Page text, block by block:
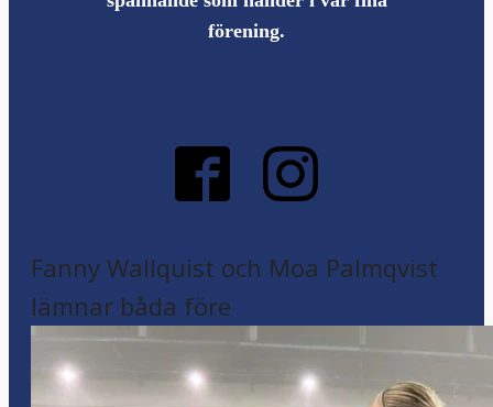
förening.
Fanny Wallquist och Moa Palmqvist
lämnar båda före